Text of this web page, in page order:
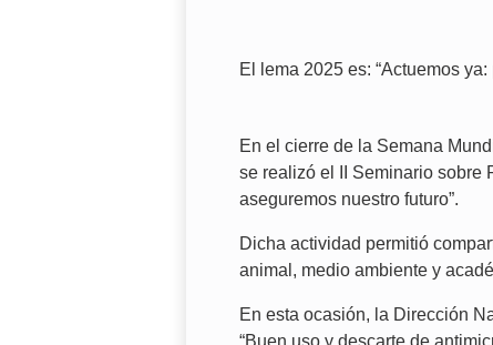
El lema 2025 es: “Actuemos
En el cierre de la Semana
se realizó el II Seminario sobre
aseguremos nuestro futuro”.
Dicha actividad permitió
animal, medio ambiente y
En esta ocasión, la Dirección
“Buen uso y descarte de